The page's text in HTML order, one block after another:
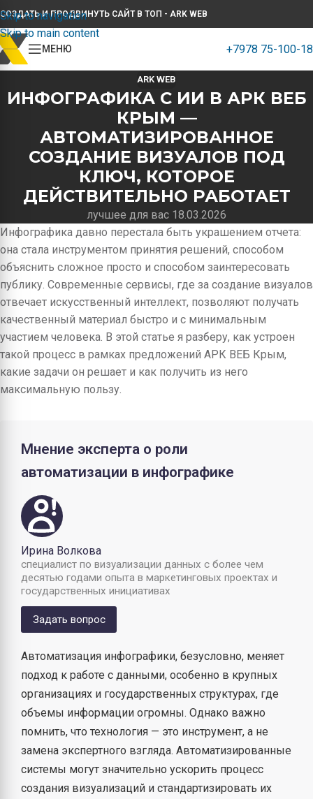
Skip to navigation
Skip to main content
СОЗДАТЬ И ПРОДВИНУТЬ САЙТ В ТОП - ARK WEB
МЕНЮ +7978 75-100-18
ARK WEB
ИНФОГРАФИКА С ИИ В АРК ВЕБ
КРЫМ —
АВТОМАТИЗИРОВАННОЕ
СОЗДАНИЕ ВИЗУАЛОВ ПОД
КЛЮЧ, КОТОРОЕ
ДЕЙСТВИТЕЛЬНО РАБОТАЕТ
лучшее для вас 18.03.2026
Инфографика давно перестала быть украшением отчета:
она стала инструментом принятия решений, способом
объяснить сложное просто и способом заинтересовать
публику. Современные сервисы, где за создание визуалов
отвечает искусственный интеллект, позволяют получать
качественный материал быстро и с минимальным
участием человека. В этой статье я разберу, как устроен
такой процесс в рамках предложений АРК ВЕБ Крым,
какие задачи он решает и как получить из него
максимальную пользу.
Мнение эксперта о роли
автоматизации в инфографике
Ирина Волкова
специалист по визуализации данных с более чем
десятью годами опыта в маркетинговых проектах и
государственных инициативах
Задать вопрос
Автоматизация инфографики, безусловно, меняет
подход к работе с данными, особенно в крупных
организациях и государственных структурах, где
объемы информации огромны. Однако важно
помнить, что технология — это инструмент, а не
замена экспертного взгляда. Автоматизированные
системы могут значительно ускорить процесс
создания визуализаций и стандартизировать их